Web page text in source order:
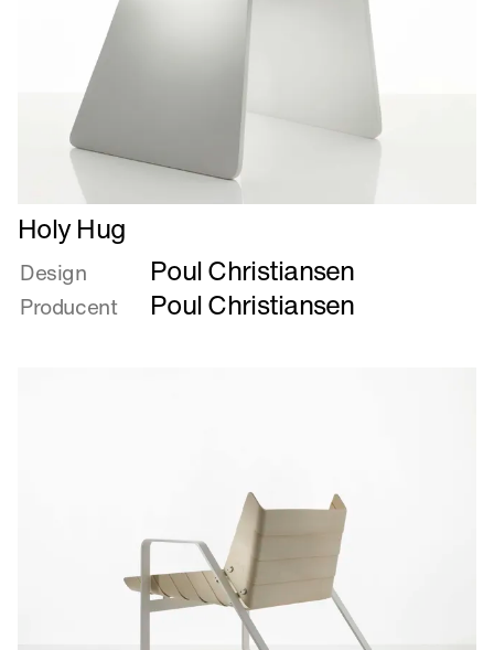
Læs
mere
om
Holy
Hug
Holy Hug
Design Poul Christiansen
Producent Poul Christiansen